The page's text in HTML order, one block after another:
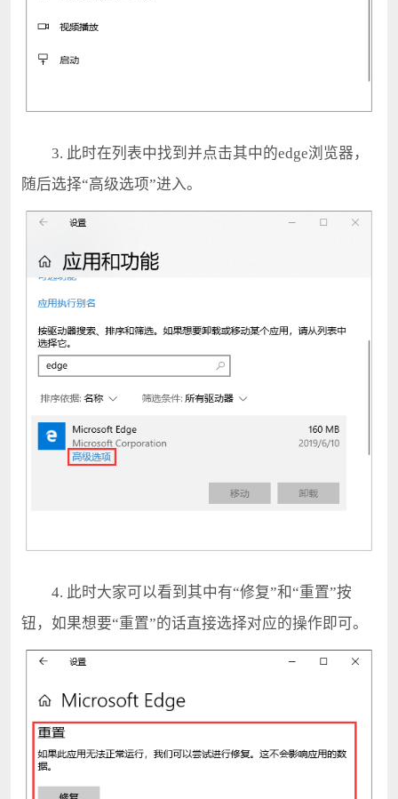
3. 此时在列表中找到并点击其中的edge浏览器，
随后选择“高级选项”进入。
4. 此时大家可以看到其中有“修复”和“重置”按
钮，如果想要“重置”的话直接选择对应的操作即可。